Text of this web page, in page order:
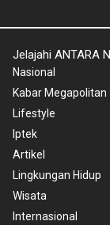
Jelajahi ANTARA
Nasional
Kabar Megapolitan
Lifestyle
Iptek
Artikel
Lingkungan Hidup
Wisata
Internasional